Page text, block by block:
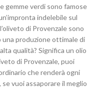
gemme verdi sono famose
indelebile sul
di Provenzale sono
produzione ottimale di
qualità? Significa un olio
di Provenzale, puoi
che renderà ogni
vuoi assaporare il meglio